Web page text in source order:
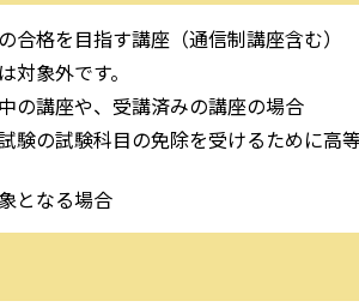
合格を目指す講座（通信制講座含む）
象外です。
講座や、受講済みの講座の場合
の試験科目の免除を受けるために高
なる場合